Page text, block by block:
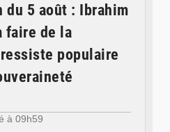
du 5 août : Ibrahim
faire de la
populaire
à 09h59